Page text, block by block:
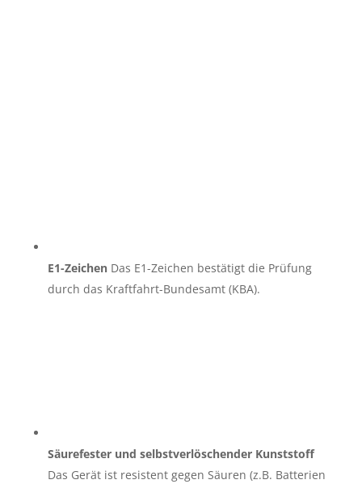
E1-ZeichenDas E1-Zeichen bestätigt die Prüfung
durch das Kraftfahrt-Bundesamt (KBA).
Säurefester und selbstverlöschender Kunststoff
Das Gerät ist resistent gegen Säuren (z.B. Batterien